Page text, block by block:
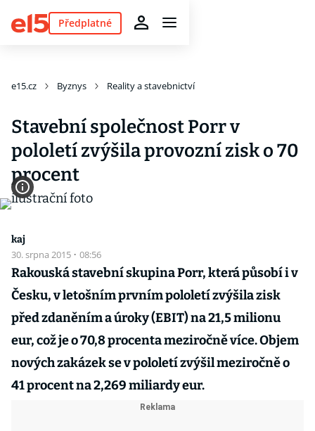
Předplatné
e15.cz Byznys Reality a stavebnictví
Stavební společnost Porr v
pololetí zvýšila provozní zisk o 70
procent
kaj
30. srpna 2015 · 08:56
Rakouská stavební skupina Porr, která působí i v
Česku, v letošním prvním pololetí zvýšila zisk
před zdaněním a úroky (EBIT) na 21,5 milionu
eur, což je o 70,8 procenta meziročně více. Objem
nových zakázek se v pololetí zvýšil meziročně o
41 procent na 2,269 miliardy eur.